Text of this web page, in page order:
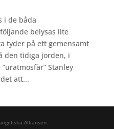
i de båda
belysas lite
tyder på ett gemensamt
den tidiga jorden, i
Stanley
att...
Alliansen